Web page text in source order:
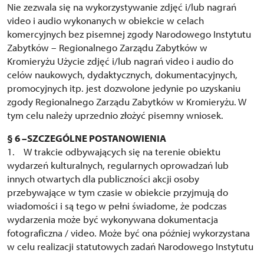
Nie zezwala się na wykorzystywanie zdjęć i/lub nagrań
video i audio wykonanych w obiekcie w celach
komercyjnych bez pisemnej zgody Narodowego Instytutu
Zabytków – Regionalnego Zarządu Zabytków w
Kromieryżu Użycie zdjęć i/lub nagrań video i audio do
celów naukowych, dydaktycznych, dokumentacyjnych,
promocyjnych itp. jest dozwolone jedynie po uzyskaniu
zgody Regionalnego Zarządu Zabytków w Kromieryżu. W
tym celu należy uprzednio złożyć pisemny wniosek.
§ 6 –SZCZEGÓLNE POSTANOWIENIA
1. W trakcie odbywających się na terenie obiektu
wydarzeń kulturalnych, regularnych oprowadzań lub
innych otwartych dla publiczności akcji osoby
przebywające w tym czasie w obiekcie przyjmują do
wiadomości i są tego w pełni świadome, że podczas
wydarzenia może być wykonywana dokumentacja
fotograficzna / video. Może być ona później wykorzystana
w celu realizacji statutowych zadań Narodowego Instytutu